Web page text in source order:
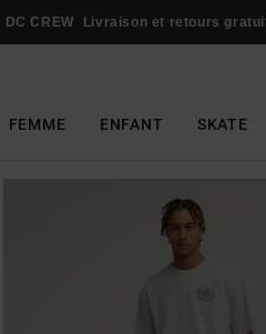
DC CREW Livraison et retours
FEMME ENFANT SKATE